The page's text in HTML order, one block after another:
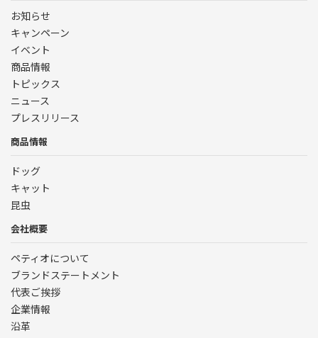
お知らせ
キャンペーン
イベント
商品情報
トピックス
ニュース
プレスリリース
商品情報
ドッグ
キャット
昆虫
会社概要
ペティオについて
ブランドステートメント
代表ご挨拶
企業情報
沿革